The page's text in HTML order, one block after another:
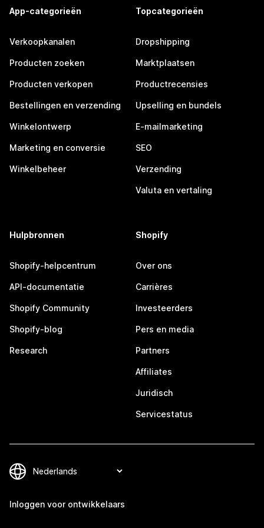
App-categorieën
Verkoopkanalen
Producten zoeken
Producten verkopen
Bestellingen en verzending
Winkelontwerp
Marketing en conversie
Winkelbeheer
Topcategorieën
Dropshipping
Marktplaatsen
Productrecensies
Upselling en bundels
E-mailmarketing
SEO
Verzending
Valuta en vertaling
Hulpbronnen
Shopify-helpcentrum
API-documentatie
Shopify Community
Shopify-blog
Research
Shopify
Over ons
Carrières
Investeerders
Pers en media
Partners
Affiliates
Juridisch
Servicestatus
Inloggen voor ontwikkelaars